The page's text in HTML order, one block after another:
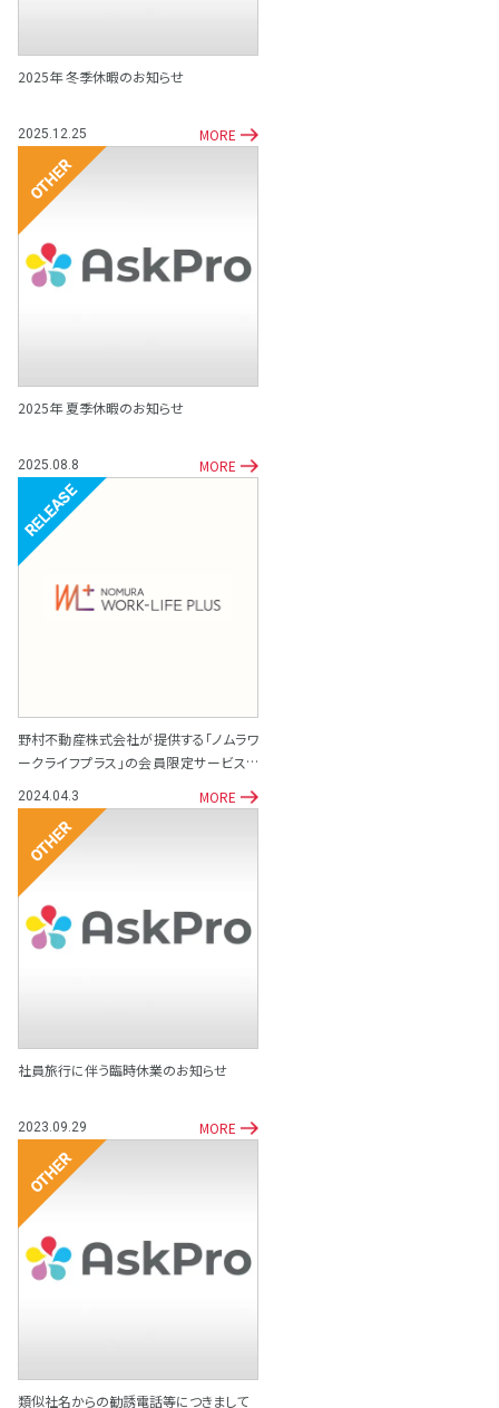
2025年 冬季休暇のお知らせ
2025.12.25 MORE
その他
2025年 夏季休暇のお知らせ
2025.08.8 MORE
リリース
野村不動産株式会社が提供する「ノムラワ
ークライフプラス」の会員限定サービスと
2024.04.3 MORE
その他
社員旅行に伴う臨時休業のお知らせ
2023.09.29 MORE
その他
類似社名からの勧誘電話等につきまして